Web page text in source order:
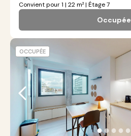
Convient pour 1 | 22 m² | Étage 7
Occupée
●● ● ● ●
OCCUPÉE